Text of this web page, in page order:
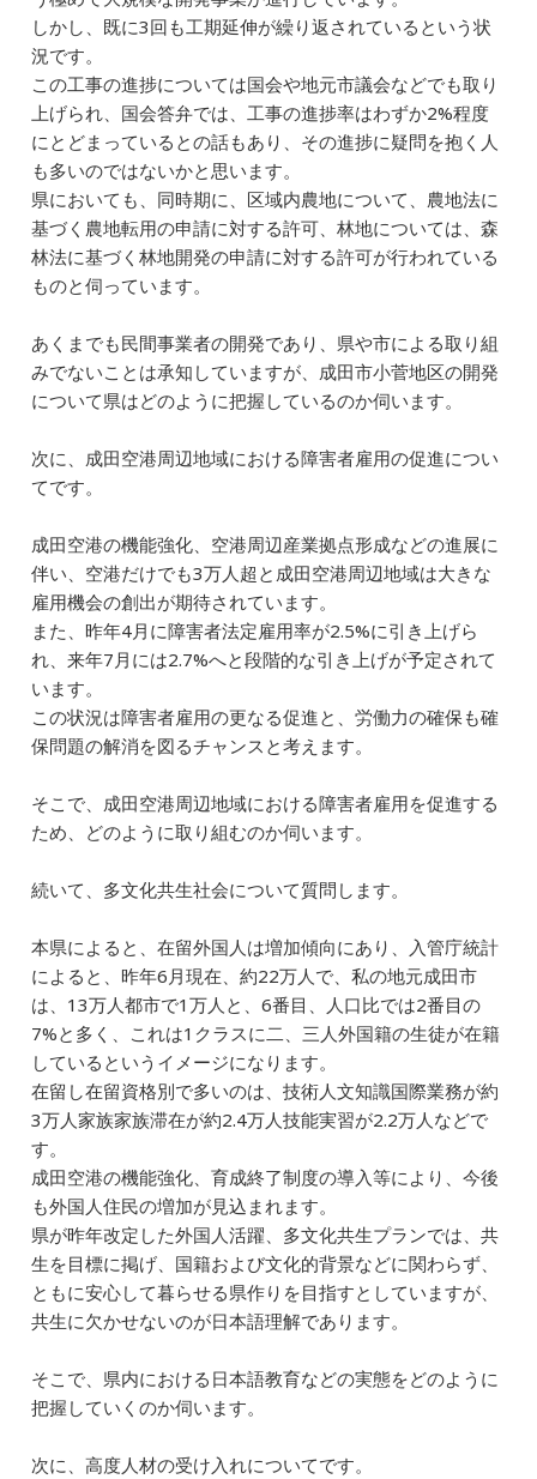
しかし、既に3回も工期延伸が繰り返されているという状
況です。
この工事の進捗については国会や地元市議会などでも取り
上げられ、国会答弁では、工事の進捗率はわずか2%程度
にとどまっているとの話もあり、その進捗に疑問を抱く人
も多いのではないかと思います。
県においても、同時期に、区域内農地について、農地法に
基づく農地転用の申請に対する許可、林地については、森
林法に基づく林地開発の申請に対する許可が行われている
ものと伺っています。
あくまでも民間事業者の開発であり、県や市による取り組
みでないことは承知していますが、成田市小菅地区の開発
について県はどのように把握しているのか伺います。
次に、成田空港周辺地域における障害者雇用の促進につい
てです。
成田空港の機能強化、空港周辺産業拠点形成などの進展に
伴い、空港だけでも3万人超と成田空港周辺地域は大きな
雇用機会の創出が期待されています。
また、昨年4月に障害者法定雇用率が2.5%に引き上げら
れ、来年7月には2.7%へと段階的な引き上げが予定されて
います。
この状況は障害者雇用の更なる促進と、労働力の確保も確
保問題の解消を図るチャンスと考えます。
そこで、成田空港周辺地域における障害者雇用を促進する
ため、どのように取り組むのか伺います。
続いて、多文化共生社会について質問します。
本県によると、在留外国人は増加傾向にあり、入管庁統計
によると、昨年6月現在、約22万人で、私の地元成田市
は、13万人都市で1万人と、6番目、人口比では2番目の
7%と多く、これは1クラスに二、三人外国籍の生徒が在籍
しているというイメージになります。
在留し在留資格別で多いのは、技術人文知識国際業務が約
3万人家族家族滞在が約2.4万人技能実習が2.2万人などで
す。
成田空港の機能強化、育成終了制度の導入等により、今後
も外国人住民の増加が見込まれます。
県が昨年改定した外国人活躍、多文化共生プランでは、共
生を目標に掲げ、国籍および文化的背景などに関わらず、
ともに安心して暮らせる県作りを目指すとしていますが、
共生に欠かせないのが日本語理解であります。
そこで、県内における日本語教育などの実態をどのように
把握していくのか伺います。
次に、高度人材の受け入れについてです。